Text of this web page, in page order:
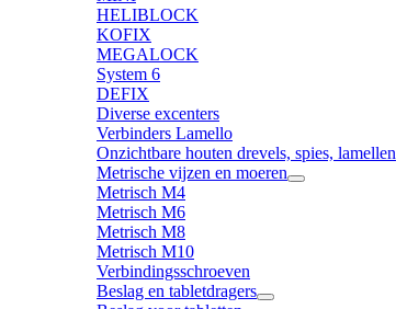
HELIBLOCK
KOFIX
MEGALOCK
System 6
DEFIX
Diverse excenters
Verbinders Lamello
Onzichtbare houten drevels, spies, lamellen
Metrische vijzen en moeren
Metrisch M4
Metrisch M6
Metrisch M8
Metrisch M10
Verbindingsschroeven
Beslag en tabletdragers